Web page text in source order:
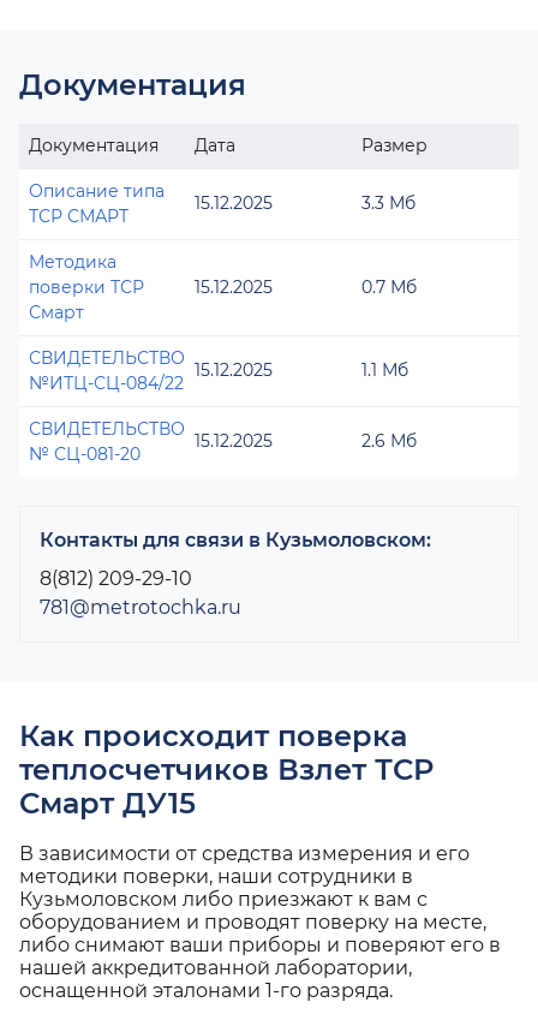
Документация
Документация Дата Размер
Описание типа
ТСР СМАРТ
15.12.2025 3.3 Мб
Методика
поверки ТСР
Смарт
15.12.2025 0.7 Мб
СВИДЕТЕЛЬСТВО
№ИТЦ-СЦ-084/22
15.12.2025 1.1 Мб
СВИДЕТЕЛЬСТВО
№ СЦ-081-20
15.12.2025 2.6 Мб
Контакты для связи в Кузьмоловском:
8(812) 209-29-10
781@metrotochka.ru
Как происходит поверка
теплосчетчиков Взлет ТСР
Смарт ДУ15
В зависимости от средства измерения и его
методики поверки, наши сотрудники в
Кузьмоловском либо приезжают к вам с
оборудованием и проводят поверку на месте,
либо снимают ваши приборы и поверяют его в
нашей аккредитованной лаборатории,
оснащенной эталонами 1-го разряда.